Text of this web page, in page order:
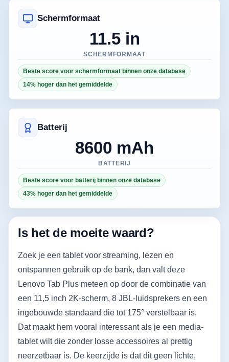
Schermformaat
11.5 in
SCHERMFORMAAT
Beste score voor schermformaat binnen onze database
14% hoger dan het gemiddelde
Batterij
8600 mAh
BATTERIJ
Beste score voor batterij binnen onze database
43% hoger dan het gemiddelde
Is het de moeite waard?
Zoek je een tablet voor streaming, lezen en
ontspannen gebruik op de bank, dan valt deze
Lenovo Tab Plus meteen op door de combinatie van
een 11,5 inch 2K-scherm, 8 JBL-luidsprekers en een
ingebouwde standaard die tot 175° verstelbaar is.
Dat maakt hem vooral interessant als je een media-
tablet wilt die zonder losse accessoires al prettig
neerzetbaar is. De keerzijde is dat dit geen lichte,